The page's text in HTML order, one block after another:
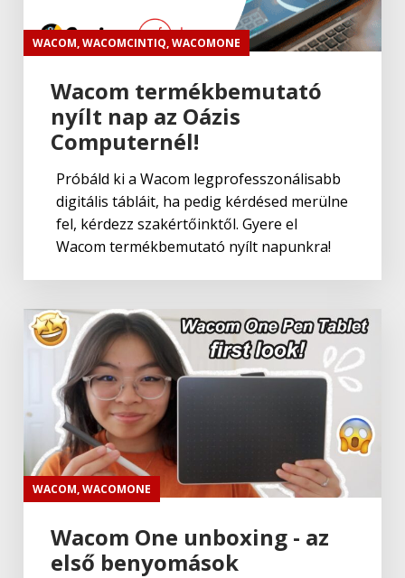
WACOM,WACOMCINTIQ,WACOMONE
Wacom termékbemutató
nyílt nap az Oázis
Computernél!
Próbáld ki a Wacom legprofesszonálisabb
digitális tábláit, ha pedig kérdésed merülne
fel, kérdezz szakértőinktől. Gyere el
Wacom termékbemutató nyílt napunkra!
WACOM,WACOMONE
Wacom One unboxing - az
első benyomások